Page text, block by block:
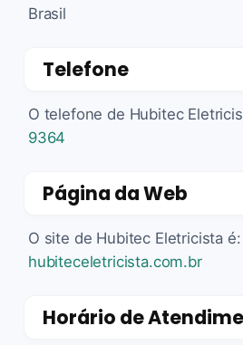
Brasil
Telefone
O telefone de Hubitec
9364
Página da Web
O site de Hubitec Eletricista é:
hubiteceletricista.com.br
Horário de